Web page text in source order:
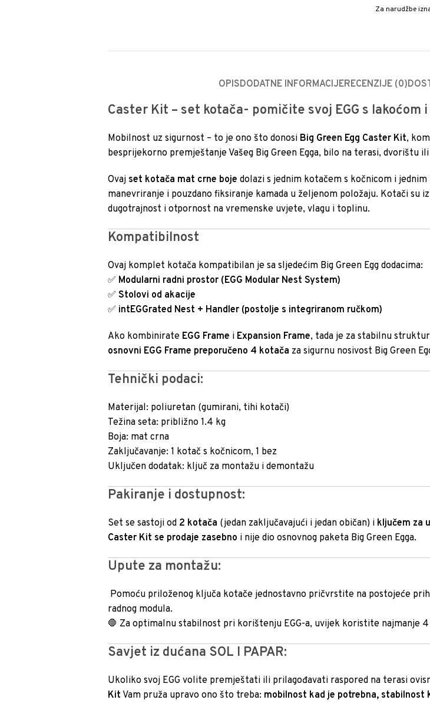
Za narudžbe
OPISDODATNE INFORMACIJERECENZIJE (0)
Caster Kit – set kotača- pomičite svoj EGG s lakoćom
Mobilnost uz sigurnost – to je ono što donosi Big Green Egg Caster Kit,
besprijekorno premještanje Vašeg Big Green Egga, bilo na terasi, dvorištu
Ovaj set kotača mat crne boje dolazi s jednim kotačem s kočnicom i
manevriranje i pouzdano fiksiranje kamada u željenom položaju. Kotači su
dugotrajnost i otpornost na vremenske uvjete, vlagu i toplinu.
Kompatibilnost
Ovaj komplet kotača kompatibilan je sa sljedećim Big Green Egg dodacima:
✅ Modularni radni prostor (EGG Modular Nest System)
✅Stolovi od akacije
✅ intEGGrated Nest + Handler (postolje s integriranom ručkom)
Ako kombinirate EGG Frame i Expansion Frame, tada je za stabilnu
osnovni EGG Frame preporučeno 4 kotača za sigurnu nosivost Big Green
Tehnički podaci:
Materijal: poliuretan (gumirani, tihi kotači)
Težina seta: približno 1.4 kg
Boja: mat crna
Zaključavanje: 1 kotač s kočnicom, 1 bez
Uključen dodatak: ključ za montažu i demontažu
Pakiranje i dostupnost:
Set se sastoji od 2 kotača (jedan zaključavajući i jedan običan) i ključem za
Caster Kit se prodaje zasebno i nije dio osnovnog paketa Big Green Egga.
Upute za montažu:
Pomoću priloženog ključa kotače jednostavno pričvrstite na postojeće
radnog modula.
🛑 Za optimalnu stabilnost pri korištenju EGG-a, uvijek koristite najmanje
Savjet iz dućana SOL I PAPAR:
Ukoliko svoj EGG volite premještati ili prilagođavati raspored na terasi
Kit Vam pruža upravo ono što treba: mobilnost kad je potrebna, stabilnost